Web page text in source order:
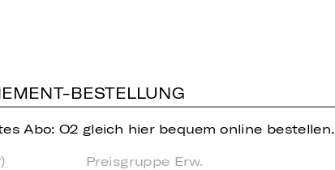
BESTELLUNG
Abo: O2 gleich hier bequem online bestellen.
Preisgruppe Erw.